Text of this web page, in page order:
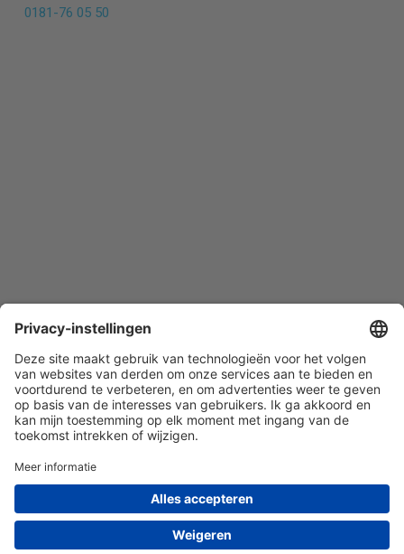
0181-76 05 50
Quist Glas Expert BV | 010-7603380 | KvK nr. 85162469 | BTW
nr. NL863530977B01 | © Quist Expert 2026